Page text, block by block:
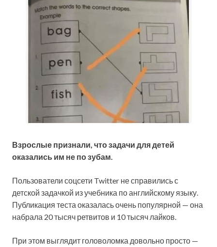
Взрослые признали, что задачи для детей
оказались им не по зубам.
Пользователи соцсети Twitter не справились с
детской задачкой из учебника по английскому языку.
Публикация теста оказалась очень популярной — она
набрала 20 тысяч ретвитов и 10 тысяч лайков.
При этом выглядит головоломка довольно просто —